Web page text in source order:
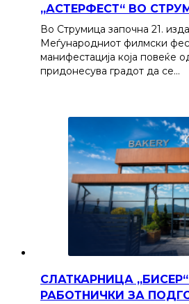
„АСТЕРФЕСТ“ ВО
Во Струмица започна 21.
Меѓународниот филмски
манифестација која повеќе
придонесува градот да се…
СЛАТКАРНИЦА
РАБОТНИЧКИ ЗА